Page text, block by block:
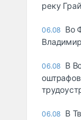
реку
06.08 Во
06.08 В
06.08 В